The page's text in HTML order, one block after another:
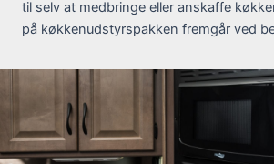
til selv at medbringe eller anskaffe
på køkkenudstyrspakken fremgår ved